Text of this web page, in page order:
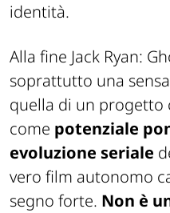
identità.
Alla fine Jack Ryan:
soprattutto una
quella di un progetto
come potenziale
evoluzione seriale
vero film autonomo
segno forte. Non è